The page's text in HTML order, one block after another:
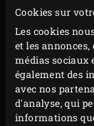
Cookies sur
Les cookies
et les
médias sociaux
également des
avec nos
d'analyse, qui
informations
Faites
Ajoutez
beurre
peau